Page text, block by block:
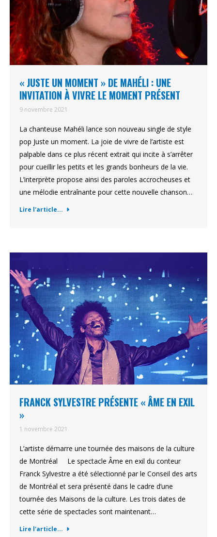
« JUSTE UN MOMENT » DE MAHÉLI : UNE
INVITATION À VIVRE LE MOMENT PRÉSENT
9 novembre 2021
La chanteuse Mahéli lance son nouveau single de style
pop Juste un moment. La joie de vivre de l’artiste est
palpable dans ce plus récent extrait qui incite à s’arrêter
pour cueillir les petits et les grands bonheurs de la vie.
L’interprète propose ainsi des paroles accrocheuses et
une mélodie entraînante pour cette nouvelle chanson…
Lire l'article...
FRANCK SYLVESTRE PRÉSENTE « ÂME EN EXIL
»
1 novembre 2021
L’artiste démarre une tournée des maisons de la culture
de Montréal Le spectacle Âme en exil du conteur
Franck Sylvestre a été sélectionné par le Conseil des arts
de Montréal et sera présenté dans le cadre d’une
tournée des Maisons de la culture. Les trois dates de
cette série de spectacles sont maintenant…
Lire l'article...